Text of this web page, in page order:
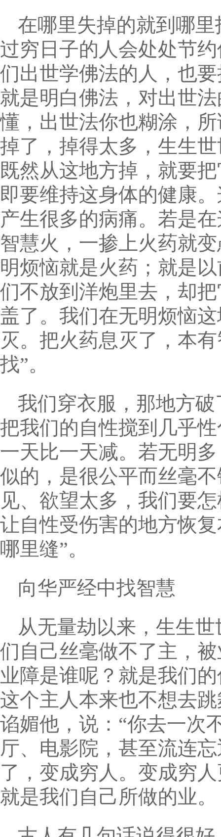
在哪里失掉的就到哪
过穷日子的人会处处节
们出世学佛法的人，也
就是明白佛法，对出世
懂，出世法你也糊涂，
掉了，掉得太多，生生
既然从这地方掉，就要
即要维持这身体的健康
产生很多的病痛。若是
智慧火，一掺上火药就
明烦恼就是火药；就是
们不放到洋炮里去，却
盖了。我们在无明烦恼
灭。把火药息灭了，本
找”。
我们穿衣服，那地方
把我们的自性搅到几乎
一天比一天减。若无明
似的，是很公平而丝毫
见、欲望太多，我们要
让自性受伤害的地方恢
哪里缝”。
向华严经中找智慧
从无量劫以来，生生
们自己丝毫做不了主，
业障是谁呢？就是我们
这个主人本来也不想去
谄媚他，说：“你去一次
厅、电影院，甚至流连
了，变成穷人。变成穷
就是我们自己所做的业。